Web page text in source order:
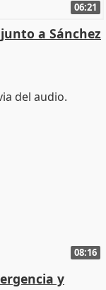
06:21
a Sánchez
08:16
y